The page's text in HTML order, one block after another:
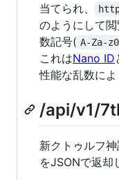
当てられ、
のようにして
数記号( A-Za-
これはNano ID
性能な乱数によ
/api/v1/
新クトゥルフ
をJSONで返却